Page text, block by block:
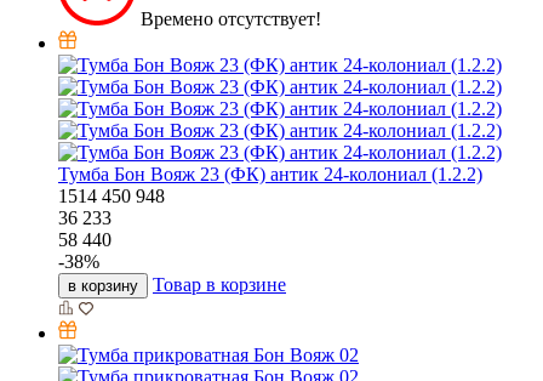
Времено отсутствует!
Тумба Бон Вояж 23 (ФК) антик 24-колониал (1.2.2)
1514 450 948
36 233
58 440
-38%
в корзину Товар в корзине